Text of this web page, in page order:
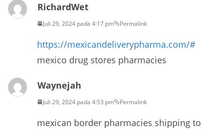
RichardWet
Juli 29, 2024 pada 4:17 pm Permalink
https://mexicandeliverypharma.com/#
mexico drug stores pharmacies
Waynejah
Juli 29, 2024 pada 4:53 pm Permalink
mexican border pharmacies shipping to